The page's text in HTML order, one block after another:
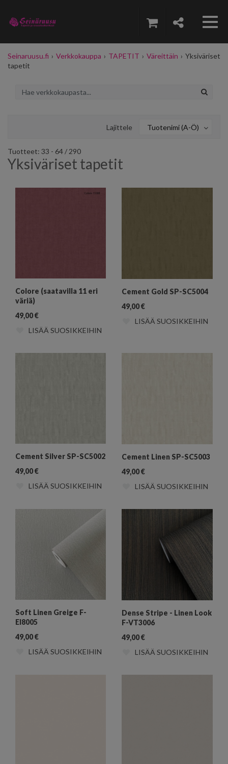
Seinaruusu.fi › Verkkokauppa › TAPETIT › Väreittäin › Yksiväriset
tapetit
Lajittele Tuotenimi (A-Ö)
Tuotteet: 33 - 64 / 290
Yksiväriset tapetit
Colore (saatavilla 11 eri
väriä)
49,00€
LISÄÄ SUOSIKKEIHIN
Cement Gold SP-SC5004
49,00€
LISÄÄ SUOSIKKEIHIN
Cement Silver SP-SC5002
49,00€
LISÄÄ SUOSIKKEIHIN
Cement Linen SP-SC5003
49,00€
LISÄÄ SUOSIKKEIHIN
Soft Linen Greige F-
EI8005
49,00€
LISÄÄ SUOSIKKEIHIN
Dense Stripe - Linen Look
F-VT3006
49,00€
LISÄÄ SUOSIKKEIHIN